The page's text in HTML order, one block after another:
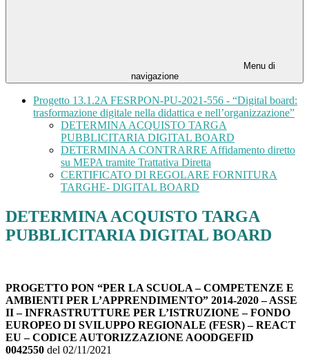
Menu di
navigazione
Progetto 13.1.2A FESRPON-PU-2021-556 - “Digital board:
trasformazione digitale nella didattica e nell’organizzazione”
DETERMINA ACQUISTO TARGA
PUBBLICITARIA DIGITAL BOARD
DETERMINA A CONTRARRE Affidamento diretto
su MEPA tramite Trattativa Diretta
CERTIFICATO DI REGOLARE FORNITURA
TARGHE- DIGITAL BOARD
DETERMINA ACQUISTO TARGA
PUBBLICITARIA DIGITAL BOARD
PROGETTO PON “PER LA SCUOLA – COMPETENZE E
AMBIENTI PER L’APPRENDIMENTO” 2014-2020 – ASSE
II – INFRASTRUTTURE PER L’ISTRUZIONE – FONDO
EUROPEO DI SVILUPPO REGIONALE (FESR) – REACT
EU – CODICE AUTORIZZAZIONE AOODGEFID
0042550 del 02/11/2021